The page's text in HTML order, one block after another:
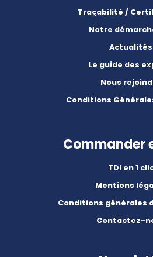
Traçabilité /
Notre
Actualités
Le guide des
Nous
Conditions
Commander
TDI en 1
Mentions
Conditions générales
Contactez-